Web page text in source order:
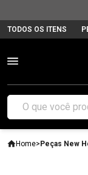
TODOS OS ITENS
Home>Peças New